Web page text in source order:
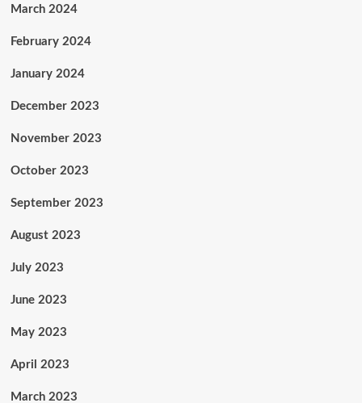
March 2024
February 2024
January 2024
December 2023
November 2023
October 2023
September 2023
August 2023
July 2023
June 2023
May 2023
April 2023
March 2023